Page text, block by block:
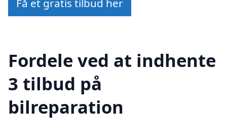
Få et gratis tilbud her
Fordele ved at indhente
3 tilbud på
bilreparation